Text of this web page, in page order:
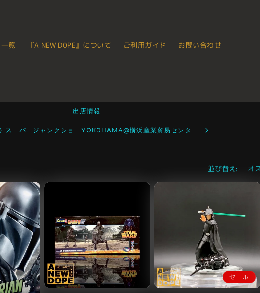
覧 『A NEW DOPE』について ご利用ガイド お問い合わせ
出店情報
ーパージャンクショーYOKOHAMA@横浜産業貿易センター
並び替え:
セール